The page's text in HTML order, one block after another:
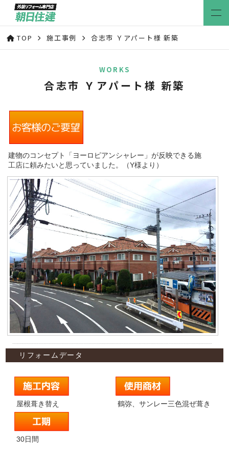
TOP 施工事例 合志市 Ｙアパート様 新築
WORKS
合志市 Ｙアパート様 新築
建物のコンセプト「ヨーロピアンシャレー」が反映できる施
工店に頼みたいと思っていました。（Y様より）
リフォームデータ
屋根葺き替え
30日間
鶴弥、サンレー三色混ぜ葺き